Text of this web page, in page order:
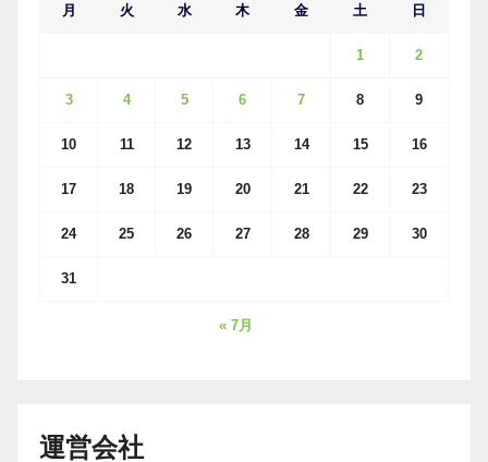
月 火 水 木 金 土 日
1 2
3 4 5 6 7 8 9
10 11 12 13 14 15 16
17 18 19 20 21 22 23
24 25 26 27 28 29 30
31
« 7月
運営会社